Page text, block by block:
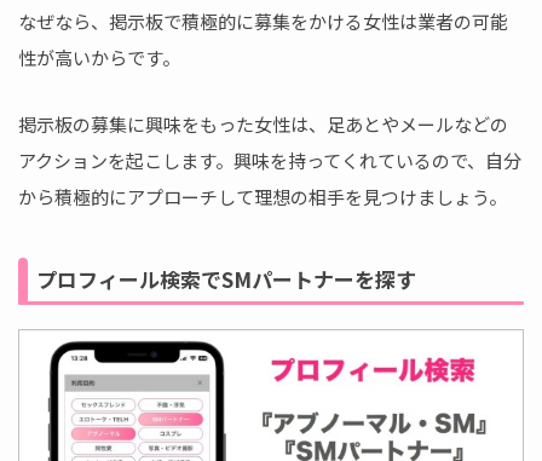
なぜなら、掲示板で積極的に募集をかける女性は業者の可能
性が高いからです。
掲示板の募集に興味をもった女性は、足あとやメールなどの
アクションを起こします。興味を持ってくれているので、自分
から積極的にアプローチして理想の相手を見つけましょう。
プロフィール検索でSMパートナーを探す